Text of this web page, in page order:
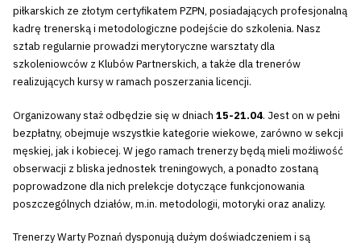
piłkarskich ze złotym certyfikatem PZPN, posiadających profesjonalną
kadrę trenerską i metodologiczne podejście do szkolenia. Nasz
sztab regularnie prowadzi merytoryczne warsztaty dla
szkoleniowców z Klubów Partnerskich, a także dla trenerów
realizujących kursy w ramach poszerzania licencji.
Organizowany staż odbędzie się w dniach 15-21.04. Jest on w pełni
bezpłatny, obejmuje wszystkie kategorie wiekowe, zarówno w sekcji
męskiej, jak i kobiecej. W jego ramach trenerzy będą mieli możliwość
obserwacji z bliska jednostek treningowych, a ponadto zostaną
poprowadzone dla nich prelekcje dotyczące funkcjonowania
poszczególnych działów, m.in. metodologii, motoryki oraz analizy.
Trenerzy Warty Poznań dysponują dużym doświadczeniem i są